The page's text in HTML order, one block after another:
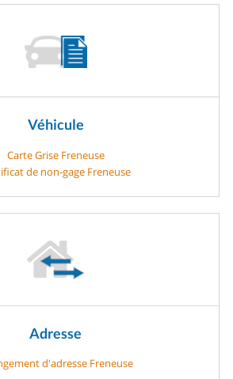
Véhicule
Carte Grise Freneuse
de non-gage Freneuse
Adresse
d'adresse Freneuse